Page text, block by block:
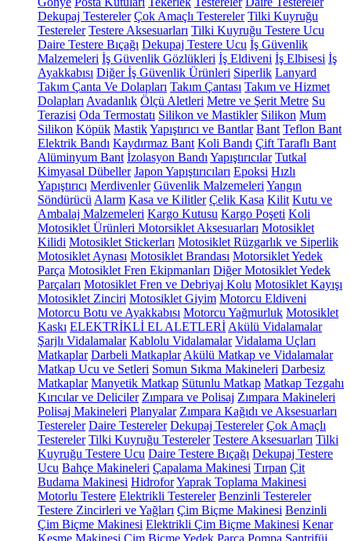
Dekupaj Testereler Çok Amaçlı Testereler Tilki Kuyruğu
Testereler Testere Aksesuarları Tilki Kuyruğu Testere Ucu
Daire Testere Bıçağı Dekupaj Testere Ucu İş Güvenlik
Malzemeleri İş Güvenlik Gözlükleri İş Eldiveni İş Elbisesi İş
Ayakkabısı Diğer İş Güvenlik Ürünleri Siperlik Lanyard
Takım Çanta Ve Dolapları Takım Çantası Takım ve Hizmet
Dolapları Avadanlık Ölçü Aletleri Metre ve Şerit Metre Su
Terazisi Oda Termostatı Silikon ve Mastikler Silikon Mum
Silikon Köpük MastikYapıştırıcı ve Bantlar Bant Teflon Bant
Elektrik Bandı Kaydırmaz Bant Koli Bandı Çift Taraflı Bant
Alüminyum Bant İzolasyon Bandı Yapıştırıcılar Tutkal
Kimyasal Dübeller Japon Yapıştırıcıları Epoksi Hızlı
Yapıştırıcı Merdivenler Güvenlik Malzemeleri Yangın
Söndürücü Alarm Kasa ve Kilitler Çelik Kasa Kilit Kutu ve
Ambalaj Malzemeleri Kargo Kutusu Kargo Poşeti Koli
Motosiklet Ürünleri Motorsiklet Aksesuarları Motosiklet
Kilidi Motosiklet Stickerları Motosiklet Rüzgarlık ve Siperlik
Motosiklet Aynası Motosiklet Brandası Motorsiklet Yedek
Parça Motosiklet Fren Ekipmanları Diğer Motosiklet Yedek
Parçaları Motosiklet Fren ve Debriyaj Kolu Motosiklet Kayışı
Motosiklet Zinciri Motosiklet Giyim Motorcu Eldiveni
Motorcu Botu ve Ayakkabısı Motorcu Yağmurluk Motosiklet
Kaskı ELEKTRİKLİ EL ALETLERİ Akülü Vidalamalar
Şarjlı Vidalamalar Kablolu Vidalamalar Vidalama Uçları
Matkaplar Darbeli Matkaplar Akülü Matkap ve Vidalamalar
Matkap Ucu ve Setleri Somun Sıkma Makineleri Darbesiz
Matkaplar Manyetik Matkap Sütunlu Matkap Matkap Tezgahı
Kırıcılar ve Deliciler Zımpara ve Polisaj Zımpara Makineleri
Polisaj Makineleri Planyalar Zımpara Kağıdı ve Aksesuarları
Testereler Daire Testereler Dekupaj Testereler Çok Amaçlı
Testereler Tilki Kuyruğu Testereler Testere Aksesuarları Tilki
Kuyruğu Testere Ucu Daire Testere Bıçağı Dekupaj Testere
Ucu Bahçe Makineleri Çapalama Makinesi Tırpan Çit
Budama Makinesi HidroforYaprak Toplama Makinesi
Motorlu Testere Elektrikli Testereler Benzinli Testereler
Testere Zincirleri ve Yağları Çim Biçme Makinesi Benzinli
Çim Biçme Makinesi Elektrikli Çim Biçme Makinesi Kenar
Kesme Makinesi Çim Biçme Yedek Parça Pompa Santrifüj